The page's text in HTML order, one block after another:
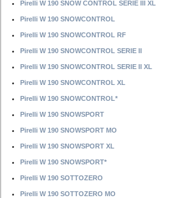
Pirelli W 190 SNOW CONTROL SERIE III XL
Pirelli W 190 SNOWCONTROL
Pirelli W 190 SNOWCONTROL RF
Pirelli W 190 SNOWCONTROL SERIE II
Pirelli W 190 SNOWCONTROL SERIE II XL
Pirelli W 190 SNOWCONTROL XL
Pirelli W 190 SNOWCONTROL*
Pirelli W 190 SNOWSPORT
Pirelli W 190 SNOWSPORT MO
Pirelli W 190 SNOWSPORT XL
Pirelli W 190 SNOWSPORT*
Pirelli W 190 SOTTOZERO
Pirelli W 190 SOTTOZERO MO